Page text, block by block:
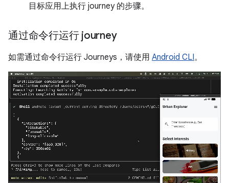
目标应用上执行 journey 的步骤。
通过命令行运行 journey
如需通过命令行运行 Journeys，请使用 Android CLI。